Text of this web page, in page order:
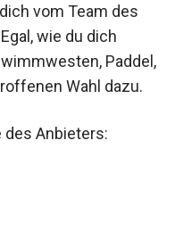
vom Team des
wie du dich
Paddel,
Wahl dazu.
Anbieters: